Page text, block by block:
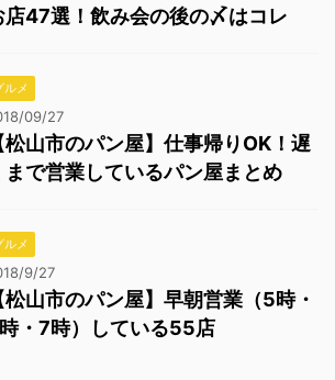
店47選！飲み会の後の〆はコレ
ルメ
09/27
松山市のパン屋】仕事帰りOK！遅
まで営業しているパン屋まとめ
ルメ
9/27
松山市のパン屋】早朝営業（5時・
・7時）している55店